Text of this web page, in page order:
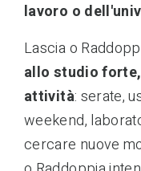
lavoro o
Lascia o
allo studio
attività: serate,
weekend,
cercare nuove